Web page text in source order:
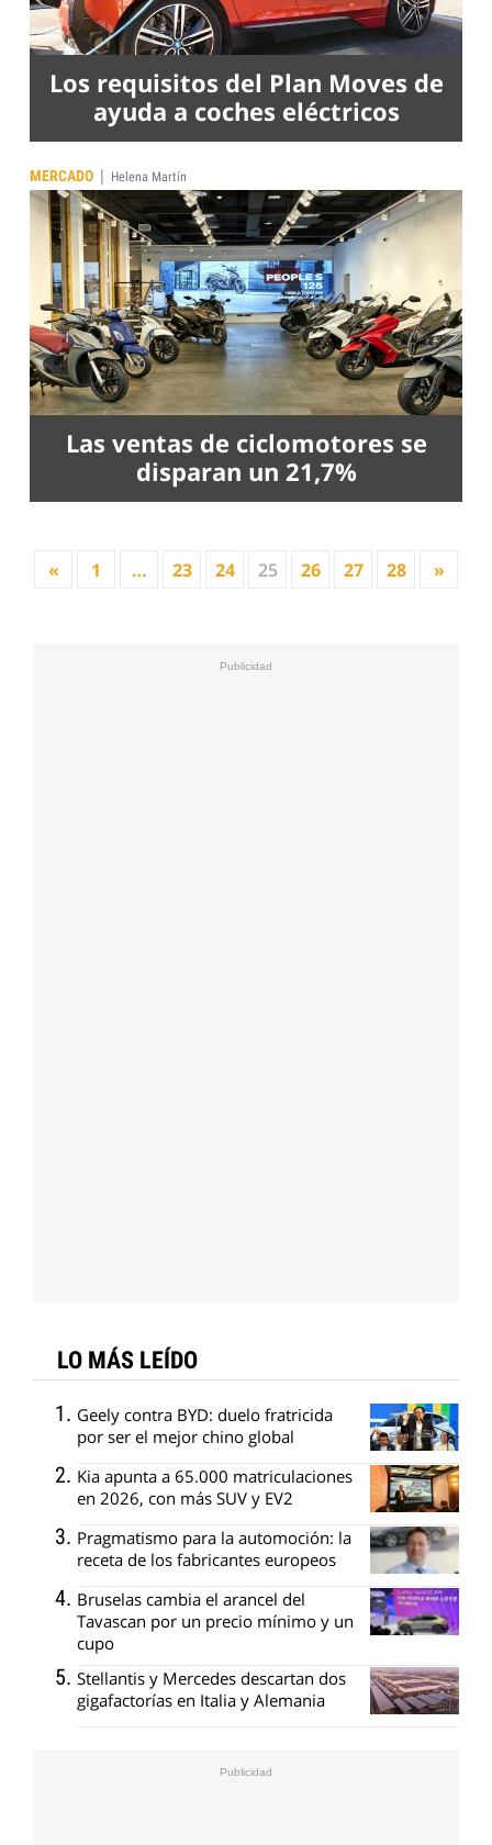
Los requisitos del Plan Moves de
ayuda a coches eléctricos
MERCADO | Helena Martín
Las ventas de ciclomotores se
disparan un 21,7%
« 1 … 23 24 25 26 27 28 »
LO MÁS LEÍDO
Geely contra BYD: duelo fratricida
por ser el mejor chino global
Kia apunta a 65.000 matriculaciones
en 2026, con más SUV y EV2
Pragmatismo para la automoción: la
receta de los fabricantes europeos
Bruselas cambia el arancel del
Tavascan por un precio mínimo y un
cupo
Stellantis y Mercedes descartan dos
gigafactorías en Italia y Alemania